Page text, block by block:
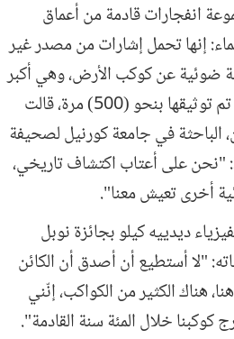
انفجارات قادمة من أعماق
قال العلماء: إنها تحمل إشارات من مصدر غير
سنة ضوئية عن كوكب الأرض، وهي أكبر
من أي موجات راديو سابقة تم توثيقها بنحو (500) مرة، قالت
الباحثة في جامعة كورنيل لصحيفة
الإندبندنت في يناير 2018: "نحن على أعتاب اكتشاف تاريخي،
أخرى تعيش معنا".
عالِم الفيزياء ديدييه كيلو بجائزة نوبل
"لا أستطيع أن أصدق أن الكائن
هناك الكثير من الكواكب، إنّني
خلال المئة سنة القادمة".